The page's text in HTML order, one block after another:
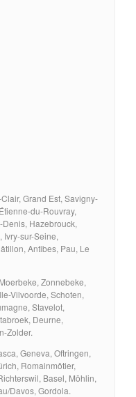
Grand Est, Savigny-
du-Rouvray,
Hazebrouck,
Ivry-sur-Seine,
Antibes, Pau, Le
Zonnebeke,
Vilvoorde, Schoten,
Stavelot,
Deurne,
Zolder.
Geneva, Oftringen,
Romainmôtier,
Basel, Möhlin,
Davos, Gordola.